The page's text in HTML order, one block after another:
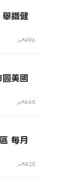
鐵健
496
美國
445
每月
425